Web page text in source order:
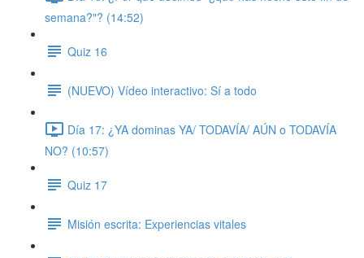
semana?"? (14:52)
Quiz 16
(NUEVO) Vídeo interactivo: Sí a todo
Día 17: ¿YA dominas YA/ TODAVÍA/ AÚN o TODAVÍA
NO? (10:57)
Quiz 17
Misión escrita: Experiencias vitales